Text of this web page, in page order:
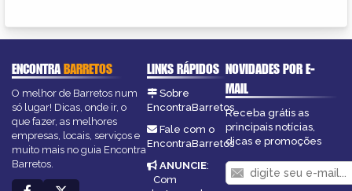
ENCONTRABARRETOS
O melhor de Barretos num
só lugar! Dicas, onde ir, o
que fazer, as melhores
empresas, locais, serviços e
muito mais no guia Encontra
Barretos.
LINKS RÁPIDOS
Sobre
EncontraBarretos
Fale com o
EncontraBarretos
ANUNCIE:
Com
NOVIDADES POR E-
MAIL
Receba grátis as
principais notícias,
dicas e promoções